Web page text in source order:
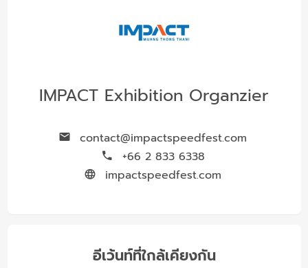
IMPACT Exhibition Organzier
contact@impactspeedfest.com
+66 2 833 6338
impactspeedfest.com
อีเว้นท์ที่ใกล้เคียงกัน